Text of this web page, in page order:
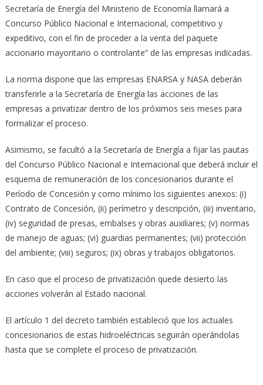
Secretaría de Energía del Ministerio de Economía llamará a
Concurso Público Nacional e Internacional, competitivo y
expeditivo, con el fin de proceder a la venta del paquete
accionario mayoritario o controlante” de las empresas indicadas.
La norma dispone que las empresas ENARSA y NASA deberán
transferirle a la Secretaría de Energía las acciones de las
empresas a privatizar dentro de los próximos seis meses para
formalizar el proceso.
Asimismo, se facultó a la Secretaría de Energía a fijar las pautas
del Concurso Público Nacional e Internacional que deberá incluir el
esquema de remuneración de los concesionarios durante el
Período de Concesión y como mínimo los siguientes anexos: (i)
Contrato de Concesión, (ii) perímetro y descripción, (iii) inventario,
(iv) seguridad de presas, embalses y obras auxiliares; (v) normas
de manejo de aguas; (vi) guardias permanentes; (vii) protección
del ambiente; (viii) seguros; (ix) obras y trabajos obligatorios.
En caso que el proceso de privatización quede desierto las
acciones volverán al Estado nacional.
El artículo 1 del decreto también estableció que los actuales
concesionarios de estas hidroeléctricas seguirán operándolas
hasta que se complete el proceso de privatización.